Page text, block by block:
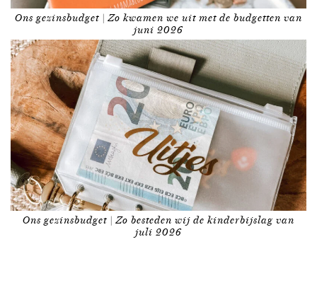
Ons gezinsbudget | Zo kwamen we uit met de budgetten van
juni 2026
Ons gezinsbudget | Zo besteden wij de kinderbijslag van
juli 2026